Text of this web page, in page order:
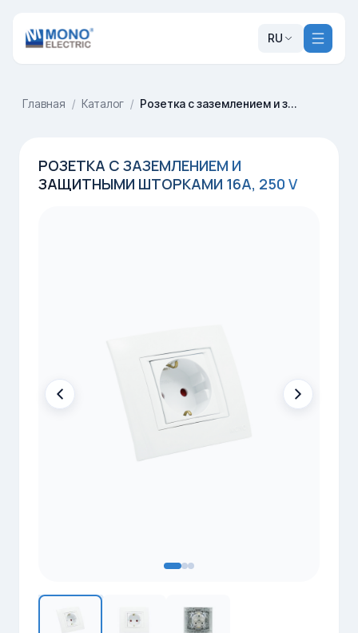
RU
Главная / Каталог / Розетка с заземлением и защитными шторками 16A, 250 V
РОЗЕТКА С ЗАЗЕМЛЕНИЕМ И
ЗАЩИТНЫМИ ШТОРКАМИ 16A, 250 V